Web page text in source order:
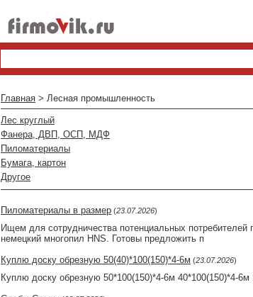
Главная > Лесная промышленность
Лес круглый
Фанера, ДВП, ОСП, МДФ
Пиломатериалы
Бумага, картон
Другое
Пиломатериалы в размер (23.07.2026)
Ищем для сотрудничества потенциальных
немецкий многопил HNS. Готовы предложить п
Куплю доску обрезную 50(40)*100(150)*4-6м (23.07.2026)
Куплю доску обрезную 50*100(150)*4-6м 40*100(150)*4-